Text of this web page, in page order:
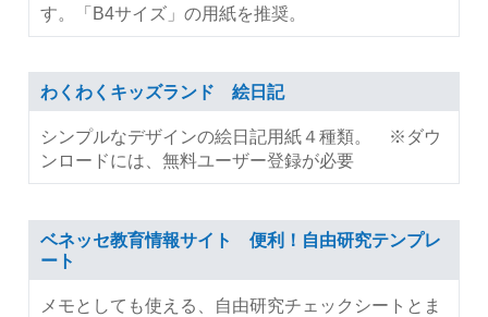
す。「B4サイズ」の用紙を推奨。
わくわくキッズランド 絵日記
シンプルなデザインの絵日記用紙４種類。 ※ダウ
ンロードには、無料ユーザー登録が必要
ベネッセ教育情報サイト 便利！自由研究テンプレ
ート
メモとしても使える、自由研究チェックシートとま